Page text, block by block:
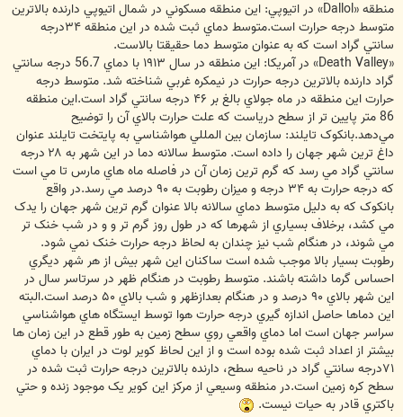
منطقه «Dallol» در اتيوپي: اين منطقه مسکوني در شمال اتيوپي دارنده بالاترين
متوسط درجه حرارت است.متوسط دماي ثبت شده در اين منطقه ۳۴درجه
سانتي گراد است که به عنوان متوسط دما حقيقتا بالاست.
«Death Valley» در آمريکا: اين منطقه در سال ۱۹۱۳ با دماي 56.7 درجه سانتي
گراد دارنده بالاترين درجه حرارت در نيمکره غربي شناخته شد. متوسط درجه
حرارت اين منطقه در ماه جولاي بالغ بر ۴۶ درجه سانتي گراد است.اين منطقه
86 متر پايين تر از سطح درياست که علت حرارت بالاي آن را توضيح
مي‌دهد.بانکوک تايلند: سازمان بين المللي هواشناسي به پايتخت تايلند عنوان
داغ ترين شهر جهان را داده است. متوسط سالانه دما در اين شهر به ۲۸ درجه
سانتي گراد مي رسد که گرم ترين زمان آن در فاصله ماه هاي مارس تا مي است
که درجه حرارت به ۳۴ درجه و ميزان رطوبت به ۹۰ درصد مي رسد.در واقع
بانکوک که به دليل متوسط دماي سالانه بالا عنوان گرم ترين شهر جهان را يدک
مي کشد، برخلاف بسياري از شهرها که در طول روز گرم تر و و در شب خنک تر
مي شوند، در هنگام شب نيز چندان به لحاظ درجه حرارت خنک نمي شود.
رطوبت بسيار بالا موجب شده است ساکنان اين شهر بيش از هر شهر ديگري
احساس گرما داشته باشند. متوسط رطوبت در هنگام ظهر در سرتاسر سال در
اين شهر بالاي ۹۰ درصد و در هنگام بعدازظهر و شب بالاي ۵۰ درصد است.البته
اين دماها حاصل اندازه گيري درجه حرارت هوا توسط ايستگاه هاي هواشناسي
سراسر جهان است اما دماي واقعي روي سطح زمين به طور قطع در اين زمان ها
بيشتر از اعداد ثبت شده بوده است و از اين لحاظ کوير لوت در ايران با دماي
۷۱درجه سانتي گراد در ناحيه سطح، دارنده بالاترين درجه حرارت ثبت شده در
سطح کره زمين است.در منطقه وسيعي از مرکز اين کوير يک موجود زنده و حتي
باکتري قادر به حيات نيست.